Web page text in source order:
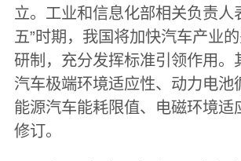
立。工业和信息化部相关负责人
五”时期，我国将加快汽车产业
研制，充分发挥标准引领作用。
汽车极端环境适应性、动力电池
能源汽车能耗限值、电磁环境适
修订。